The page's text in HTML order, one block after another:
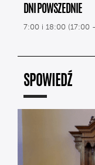
DNI POWSZEDNIE
7:00 i 18:00 (17:00
SPOWIEDŹ